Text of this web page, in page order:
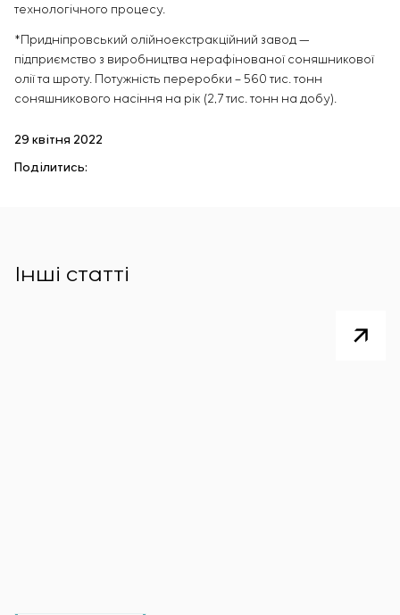
технологічного процесу.
*Придніпровський олійноекстракційний завод —
підприємство з виробництва нерафінованої соняшникової
олії та шроту. Потужність переробки – 560 тис. тонн
соняшникового насіння на рік (2,7 тис. тонн на добу).
29 квітня 2022
Поділитись:
Інші статті